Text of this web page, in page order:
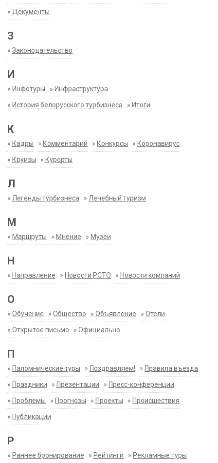
» Документы
З
» Законодательство
И
» Инфотуры » Инфраструктура
» История белорусского турбизнеса » Итоги
К
» Кадры » Комментарий » Конкурсы » Коронавирус
» Круизы » Курорты
Л
» Легенды турбизнеса » Лечебный туризм
М
» Маршруты » Мнение » Музеи
Н
» Направление » Новости РСТО » Новости компаний
О
» Обучение » Общество » Объявление » Отели
» Открытое письмо » Официально
П
» Паломнические туры » Поздравляем! » Правила въезда
» Праздники » Презентации » Пресс-конференции
» Проблемы » Прогнозы » Проекты » Происшествия
» Публикации
Р
» Раннее бронирование » Рейтинги » Рекламные туры